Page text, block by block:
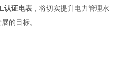
认证电表 ，将切实提升电力管理水
的目标。